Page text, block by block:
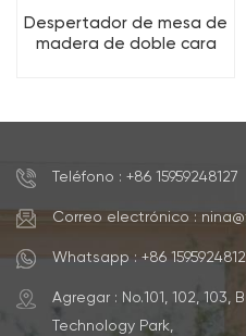
Despertador de mesa de
madera de doble cara
Teléfono : +86 15959248127
Correo electrónico :
Whatsapp : +86
Agregar : No.101, 102, 103,
Technology Park,